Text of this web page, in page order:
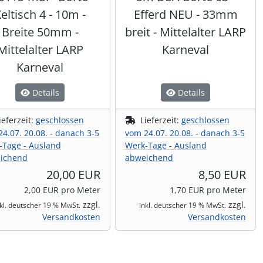
4 - 10m -
Breite 50mm -
LARP
Karneval
Details
geschlossen
20.08. - danach 3-5
Tage - Ausland
20,00 EUR
2,00 EUR pro Meter
deutscher 19 % MwSt. zzgl.
Versandkosten
Efferd NEU - 33mm
breit - Mittelalter LARP
Karneval
Details
Lieferzeit: geschlossen
vom 24.07. 20.08. - danach 3-5
Werk-Tage - Ausland
abweichend
8,50 EUR
1,70 EUR pro Meter
inkl. deutscher 19 % MwSt. zzgl.
Versandkosten